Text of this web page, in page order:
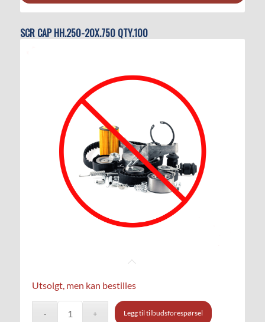
SCR CAP HH.250-20X.750 QTY.100
Utsolgt, men kan bestilles
Legg til tilbudsforespørsel